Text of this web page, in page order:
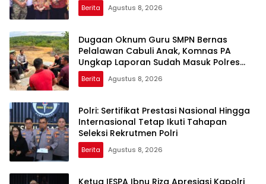
Berita Agustus 8, 2026
Dugaan Oknum Guru SMPN Bernas
Pelalawan Cabuli Anak, Komnas PA
Ungkap Laporan Sudah Masuk Polres
Sejak Juli
Berita Agustus 8, 2026
Polri: Sertifikat Prestasi Nasional Hingga
Internasional Tetap Ikuti Tahapan
Seleksi Rekrutmen Polri
Berita Agustus 8, 2026